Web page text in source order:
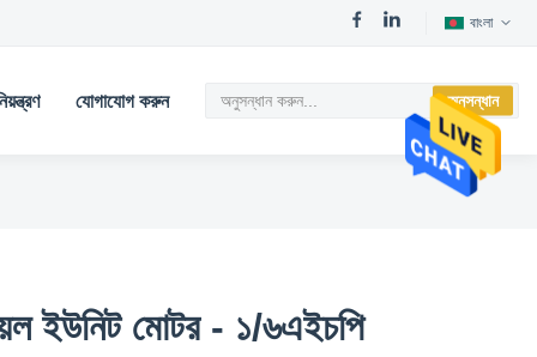
বাংলা
যোগাযোগ করুন অনুসন্ধান
ইউনিট মোটর - ১/৬এইচপি